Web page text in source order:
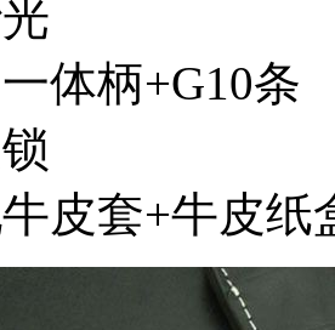
体柄+G10条
皮套+牛皮纸